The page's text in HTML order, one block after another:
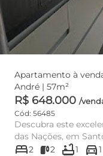
Apartamento à
André | 57m²
R$ 648.000 /
Cód: 56485
Descubra este
das Nações, em
empreendimento
bed2 2 bathtub1 directions_car1